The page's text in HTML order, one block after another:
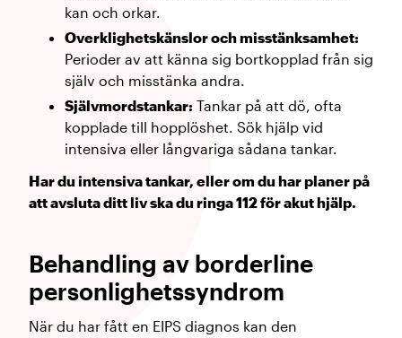
kan och orkar.
Overklighetskänslor och misstänksamhet:
Perioder av att känna sig bortkopplad från sig
själv och misstänka andra.
Självmordstankar: Tankar på att dö, ofta
kopplade till hopplöshet. Sök hjälp vid
intensiva eller långvariga sådana tankar.
Har du intensiva tankar, eller om du har planer på
att avsluta ditt liv ska du ringa 112 för akut hjälp.
Behandling av borderline
personlighetssyndrom
När du har fått en EIPS diagnos kan den